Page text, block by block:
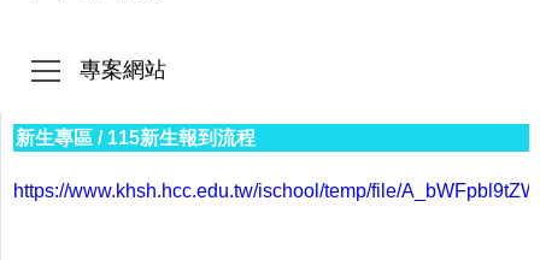
專案網站
新生專區 / 115新生報到流程
https://www.khsh.hcc.edu.tw/ischool/temp/file/